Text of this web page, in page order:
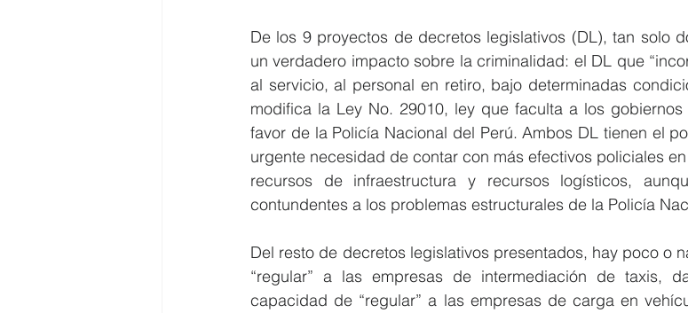
De los 9 proyectos de decretos legislativos (DL), tan solo
un verdadero impacto sobre la criminalidad: el DL que
al servicio, al personal en retiro, bajo determinadas
modifica la Ley No. 29010, ley que faculta a los
favor de la Policía Nacional del Perú. Ambos DL tienen el
urgente necesidad de contar con más efectivos policiales
recursos de infraestructura y recursos logísticos,
contundentes a los problemas estructurales de la Policía
Del resto de decretos legislativos presentados, hay poco o
“regular” a las empresas de intermediación de taxis,
capacidad de “regular” a las empresas de carga en